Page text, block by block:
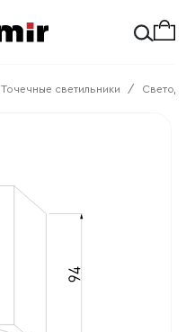
Точечные светильники